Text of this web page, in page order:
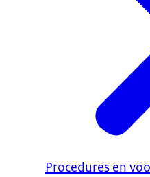
Procedures en